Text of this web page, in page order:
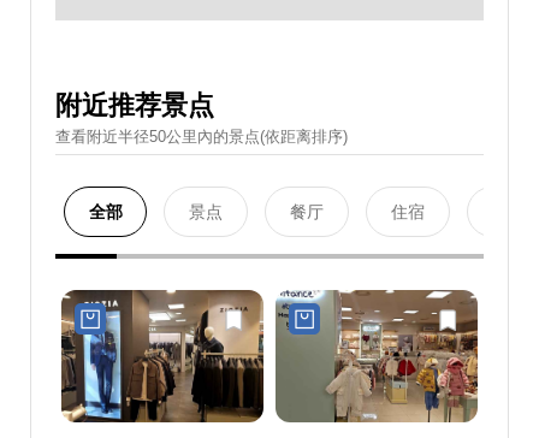
附近推荐景点
查看附近半径50公里內的景点(依距离排序)
全部 景点 餐厅 住宿